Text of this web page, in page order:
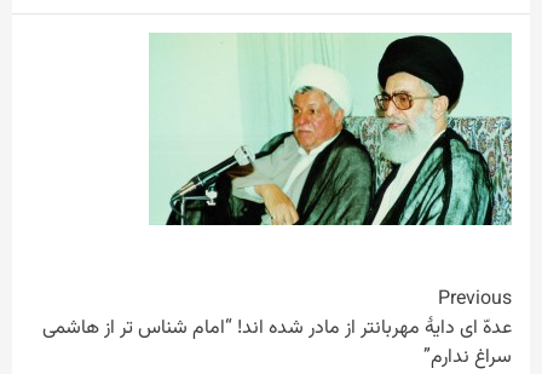
Continue
Reading
Previous
عدهّ ای دایۀ مهربانتر از مادر شده اند! “امام شناس تر از هاشمی
سراغ ندارم”